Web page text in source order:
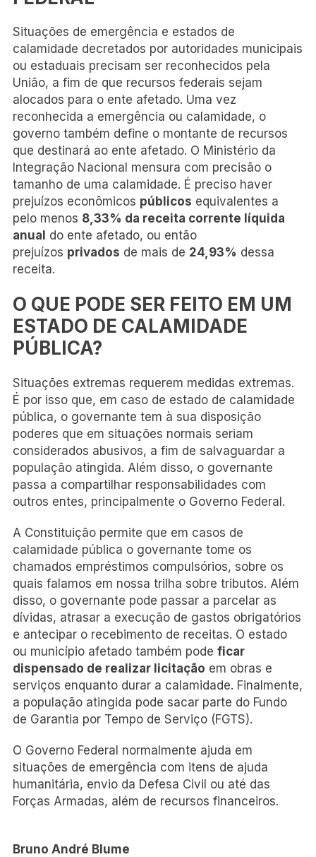
Situações de emergência e estados de
calamidade decretados por autoridades municipais
ou estaduais precisam ser reconhecidos pela
União, a fim de que recursos federais sejam
alocados para o ente afetado. Uma vez
reconhecida a emergência ou calamidade, o
governo também define o montante de recursos
que destinará ao ente afetado. O Ministério da
Integração Nacional mensura com precisão o
tamanho de uma calamidade. É preciso haver
prejuízos econômicos públicos equivalentes a
pelo menos 8,33% da receita corrente líquida
anual do ente afetado, ou então
prejuízos privados de mais de 24,93% dessa
receita.
O QUE PODE SER FEITO EM UM
ESTADO DE CALAMIDADE
PÚBLICA?
Situações extremas requerem medidas extremas.
É por isso que, em caso de estado de calamidade
pública, o governante tem à sua disposição
poderes que em situações normais seriam
considerados abusivos, a fim de salvaguardar a
população atingida. Além disso, o governante
passa a compartilhar responsabilidades com
outros entes, principalmente o Governo Federal.
A Constituição permite que em casos de
calamidade pública o governante tome os
chamados empréstimos compulsórios, sobre os
quais falamos em nossa trilha sobre tributos. Além
disso, o governante pode passar a parcelar as
dívidas, atrasar a execução de gastos obrigatórios
e antecipar o recebimento de receitas. O estado
ou município afetado também pode ficar
dispensado de realizar licitação em obras e
serviços enquanto durar a calamidade. Finalmente,
a população atingida pode sacar parte do Fundo
de Garantia por Tempo de Serviço (FGTS).
O Governo Federal normalmente ajuda em
situações de emergência com itens de ajuda
humanitária, envio da Defesa Civil ou até das
Forças Armadas, além de recursos financeiros.
Bruno André Blume